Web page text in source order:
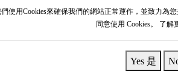
們使用Cookies來確保我們的網站正常運作，並致力為
同意使用 Cookies。 了解
Yes 是
年是充滿挑戰的一年。 雖然面臨霜